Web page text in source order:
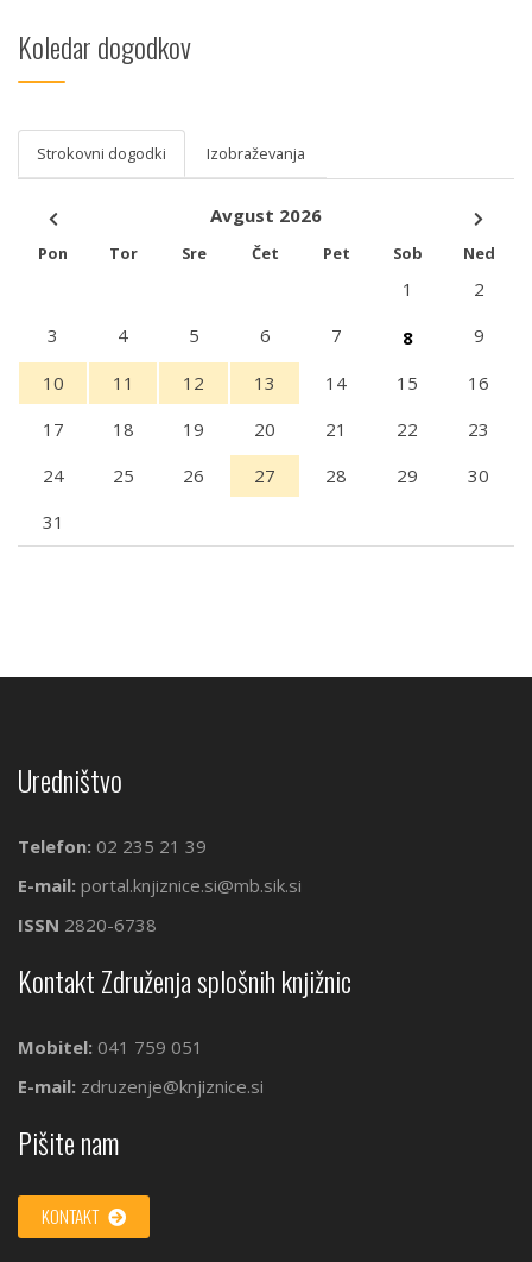
Koledar dogodkov
Strokovni dogodki Izobraževanja
Avgust 2026
Pon Tor Sre Čet Pet Sob Ned
1
2
3
4 5 6 7 8
9
10
11 12 13 14 15
16
17
18 19 20 21 22
23
24
25 26 27 28 29
30
31
Uredništvo
Telefon: 02 235 21 39
E-mail: portal.knjiznice.si@mb.sik.si
ISSN 2820-6738
Kontakt Združenja splošnih knjižnic
Mobitel: 041 759 051
E-mail: zdruzenje@knjiznice.si
Pišite nam
KONTAKT